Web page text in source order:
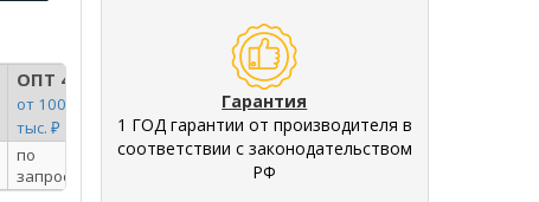
ОПТ 4
от 100
тыс. ₽
по
запросу
Гарантия
1 ГОД гарантии от производителя в
соответствии с законодательством
РФ